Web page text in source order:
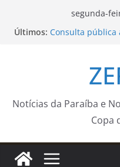
segunda-
Últimos: Consulta pública
Dourado e
amamentação
Municipal
Pequenos
Prefeitura
capacitação e
da Cidade do Rio
Notícias da Paraíba e
Copa